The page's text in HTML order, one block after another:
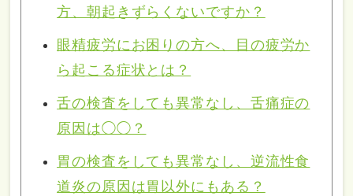
方、朝起きずらくないですか？
眼精疲労にお困りの方へ、目の疲労か
ら起こる症状とは？
舌の検査をしても異常なし、舌痛症の
原因は◯◯？
胃の検査をしても異常なし、逆流性食
道炎の原因は胃以外にもある？